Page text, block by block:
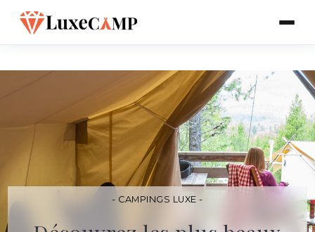
- CAMPINGS LUXE -